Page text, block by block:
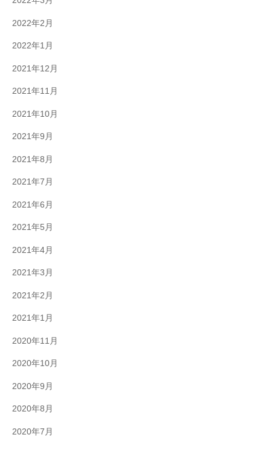
2022年2月
2022年1月
2021年12月
2021年11月
2021年10月
2021年9月
2021年8月
2021年7月
2021年6月
2021年5月
2021年4月
2021年3月
2021年2月
2021年1月
2020年11月
2020年10月
2020年9月
2020年8月
2020年7月